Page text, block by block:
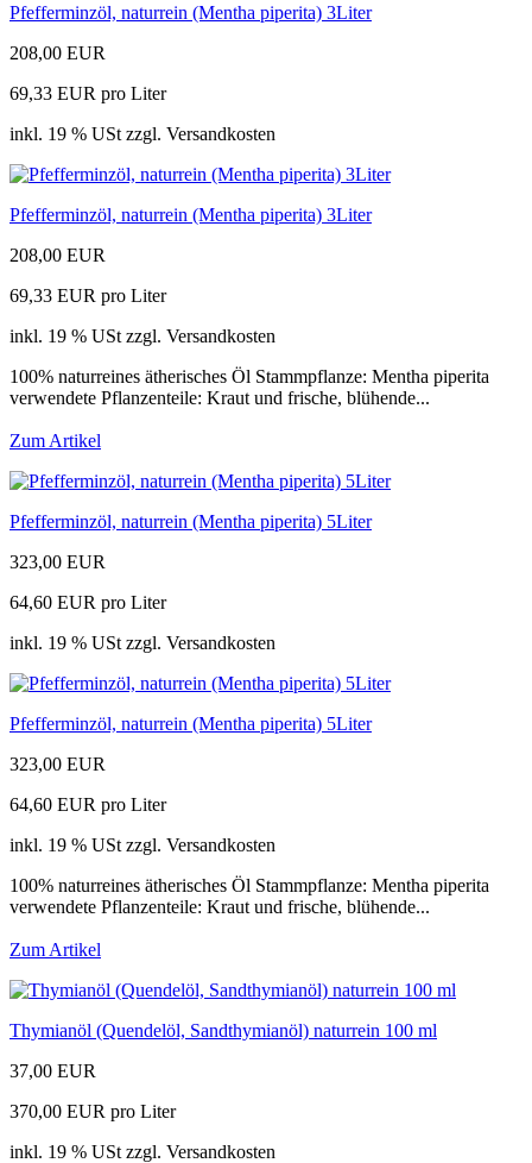
Pfefferminzöl, naturrein (Mentha piperita) 3Liter
208,00 EUR
69,33 EUR pro Liter
inkl. 19 % USt zzgl. Versandkosten
Pfefferminzöl, naturrein (Mentha piperita) 3Liter
208,00 EUR
69,33 EUR pro Liter
inkl. 19 % USt zzgl. Versandkosten
100% naturreines ätherisches Öl Stammpflanze: Mentha piperita
verwendete Pflanzenteile: Kraut und frische, blühende...
Zum Artikel
Pfefferminzöl, naturrein (Mentha piperita) 5Liter
323,00 EUR
64,60 EUR pro Liter
inkl. 19 % USt zzgl. Versandkosten
Pfefferminzöl, naturrein (Mentha piperita) 5Liter
323,00 EUR
64,60 EUR pro Liter
inkl. 19 % USt zzgl. Versandkosten
100% naturreines ätherisches Öl Stammpflanze: Mentha piperita
verwendete Pflanzenteile: Kraut und frische, blühende...
Zum Artikel
Thymianöl (Quendelöl, Sandthymianöl) naturrein 100 ml
37,00 EUR
370,00 EUR pro Liter
inkl. 19 % USt zzgl. Versandkosten